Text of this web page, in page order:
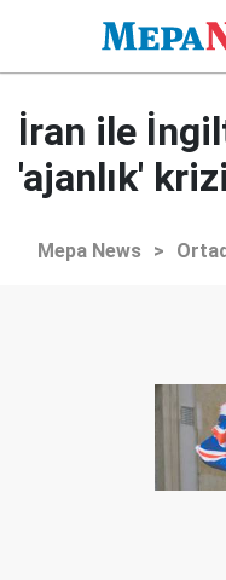
İran ile
'ajanlık' krizi
Mepa News >